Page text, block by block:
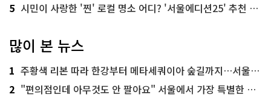
5 시민이 사랑한 '찐' 로컬 명소 어디? '서울에디션25' 추천 코스
많이 본 뉴스
1 주황색 리본 따라 한강부터 메타세쿼이아 숲길까지…서울둘레길 15코스
2 "편의점인데 아무것도 안 팔아요" 서울에서 가장 특별한 편의점의 정체